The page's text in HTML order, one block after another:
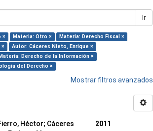
Ir
× Materia: Otro ×
Materia: Derecho Fiscal ×
Autor: Cáceres Nieto, Enrique ×
Derecho de la Información ×
del Derecho ×
Mostrar filtros avanzados
Héctor; Cáceres
2011